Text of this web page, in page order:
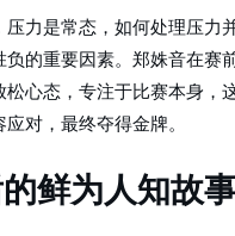
力是常态，如何处理压力
的重要因素。郑姝音在赛
心态，专注于比赛本身，
对，最终夺得金牌。
鲜为人知故